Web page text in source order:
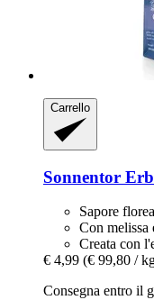
Carrello
Sonnentor
Sapore
Con melissa
Creata con
€ 4,99 (€ 99,80 /
Consegna entro il